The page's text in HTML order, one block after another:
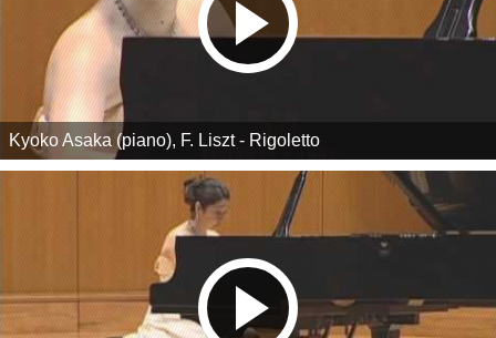
Kyoko Asaka (piano), F. Liszt - Rigoletto